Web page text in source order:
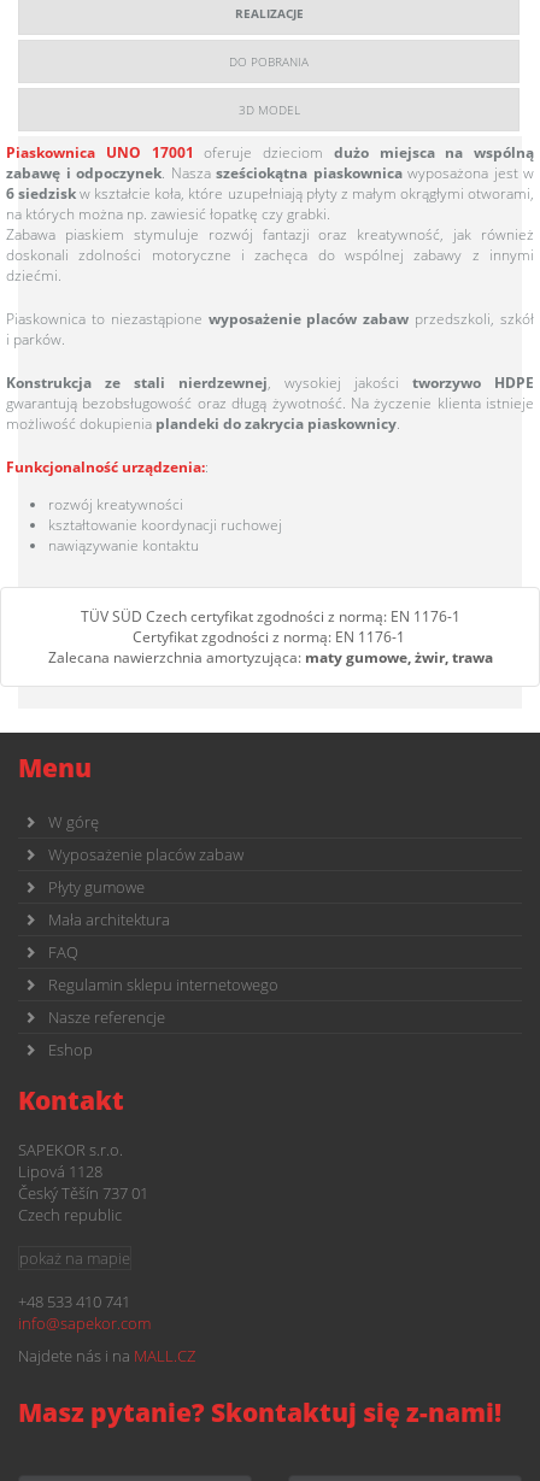
REALIZACJE
DO POBRANIA
3D MODEL
Piaskownica UNO 17001 oferuje dzieciom dużo miejsca na wspólną
zabawę i odpoczynek. Nasza sześciokątna piaskownicawyposażona jest w
6 siedziskw kształcie koła, które uzupełniają płyty z małym okrągłymi otworami,
na których można np. zawiesić łopatkę czy grabki.
Zabawa piaskiem stymuluje rozwój fantazji oraz kreatywność, jak również
doskonali zdolności motoryczne i zachęca do wspólnej zabawy z innymi
dziećmi.
Piaskownica to niezastąpione wyposażenie placów zabaw przedszkoli, szkół
i parków.
Konstrukcja ze stali nierdzewnej, wysokiej jakości tworzywo HDPE
gwarantują bezobsługowość oraz długą żywotność. Na życzenie klienta istnieje
możliwość dokupienia plandeki do zakrycia piaskownicy.
Funkcjonalność urządzenia::
rozwój kreatywności
kształtowanie koordynacji ruchowej
nawiązywanie kontaktu
TÜV SÜD Czech certyfikat zgodności z normą: EN 1176-1
Certyfikat zgodności z normą: EN 1176-1
Zalecana nawierzchnia amortyzująca: maty gumowe, żwir, trawa
Menu
W górę
Wyposażenie placów zabaw
Płyty gumowe
Mała architektura
FAQ
Regulamin sklepu internetowego
Nasze referencje
Eshop
Kontakt
SAPEKOR s.r.o.
Lipová 1128
Český Těšín 737 01
Czech republic
pokaż na mapie
+48 533 410 741
info@sapekor.com
Najdete nás i na MALL.CZ
Masz pytanie? Skontaktuj się z-nami!